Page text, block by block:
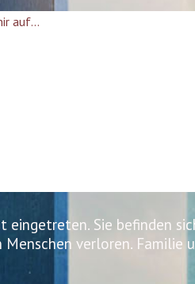
eingetreten. Sie befinden
verloren. Familie